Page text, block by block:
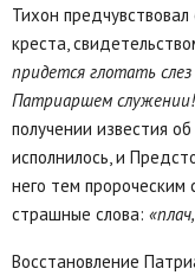
Тихон
креста,
придется глотать
Патриаршем служении!
получении известия
исполнилось, и
него тем пророческим
страшные слова:
Восстановление